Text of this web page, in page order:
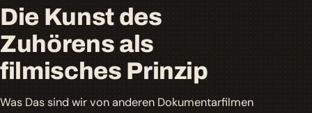
Die Kunst des
Zuhörens als
filmisches Prinzip
Was Das sind wirvon anderen Dokumentarfilmen